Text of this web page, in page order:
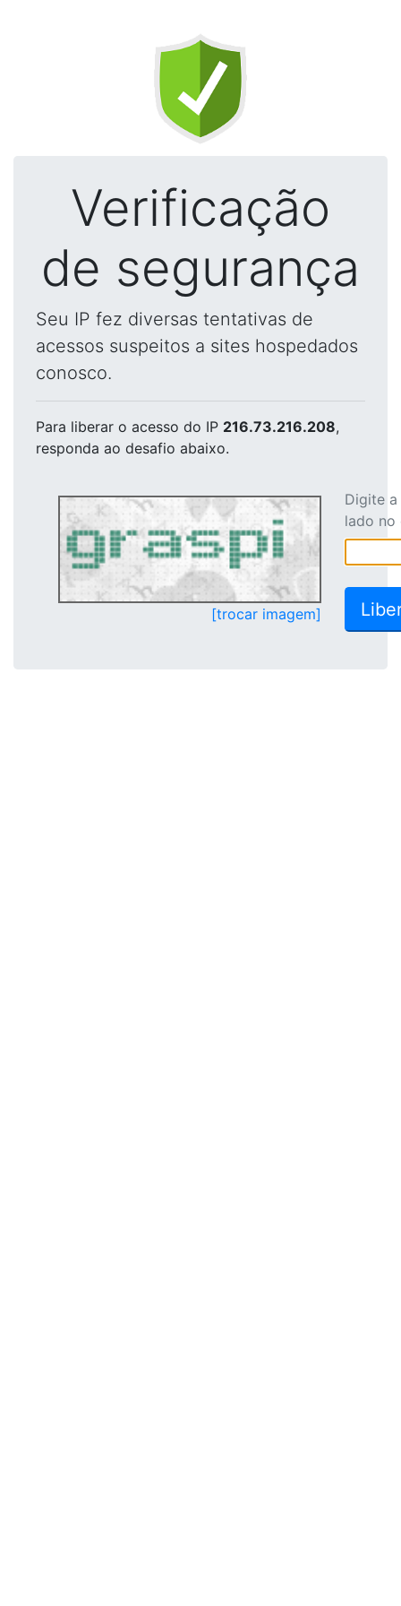
Verificação
de segurança
Seu IP fez diversas tentativas de
acessos suspeitos a sites hospedados
conosco.
Para liberar o acesso do IP 216.73.216.208,
responda ao desafio abaixo.
[trocar imagem]
Digite
lado no